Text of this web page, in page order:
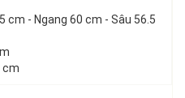
cm - Ngang 60 cm - Sâu 56.5
cm